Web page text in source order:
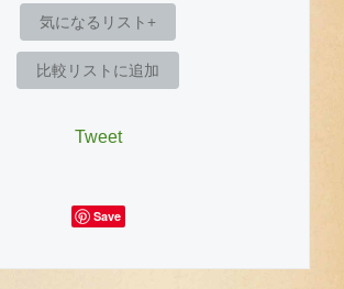
気になるリスト+
比較リストに追加
Tweet
Save